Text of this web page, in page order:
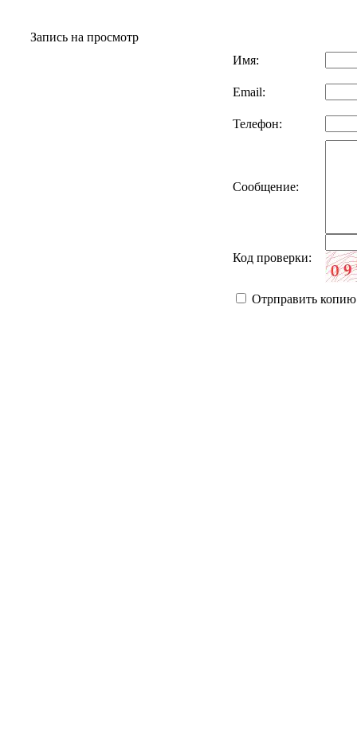
Запись на просмотр
Имя:
Email:
Телефон:
Сообщение:
Код проверки:
Отрправить